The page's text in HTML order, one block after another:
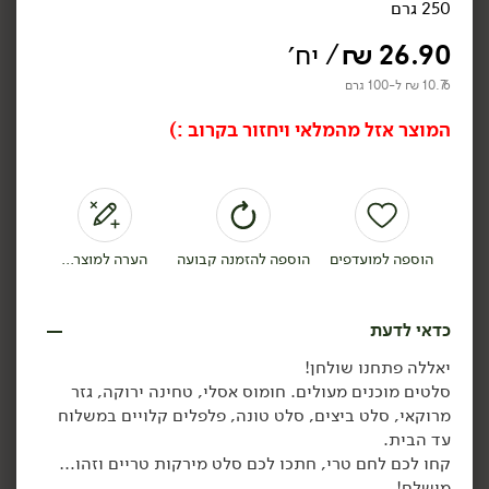
מארז סלטים לשבת
(בימים ה'-ו')
יח׳ יח׳
18.90
₪/ יח׳
סלט צ'ירצ'י
250 גרם
7.56 ₪ ל-100 גרם
עמבה
250 גרם
250 גרם
26.90
₪/ יח׳
10.76 ₪ ל-100 גרם
המוצר אזל מהמלאי ויחזור בקרוב :)
הוספה למועדפים הוספה להזמנה קבועה הערה למוצר...
כדאי לדעת
יאללה פתחנו שולחן!
סלטים מוכנים מעולים. חומוס אסלי, טחינה ירוקה, גזר
מרוקאי, סלט ביצים, סלט טונה, פלפלים קלויים במשלוח
עד הבית.
קחו לכם לחם טרי, חתכו לכם סלט מירקות טריים וזהו…